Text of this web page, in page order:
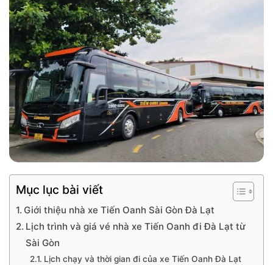
Mục lục bài viết
Giới thiệu nhà xe Tiến Oanh Sài Gòn Đà Lạt
Lịch trình và giá vé nhà xe Tiến Oanh đi Đà Lạt từ
Sài Gòn
Lịch chạy và thời gian đi của xe Tiến Oanh Đà Lạt